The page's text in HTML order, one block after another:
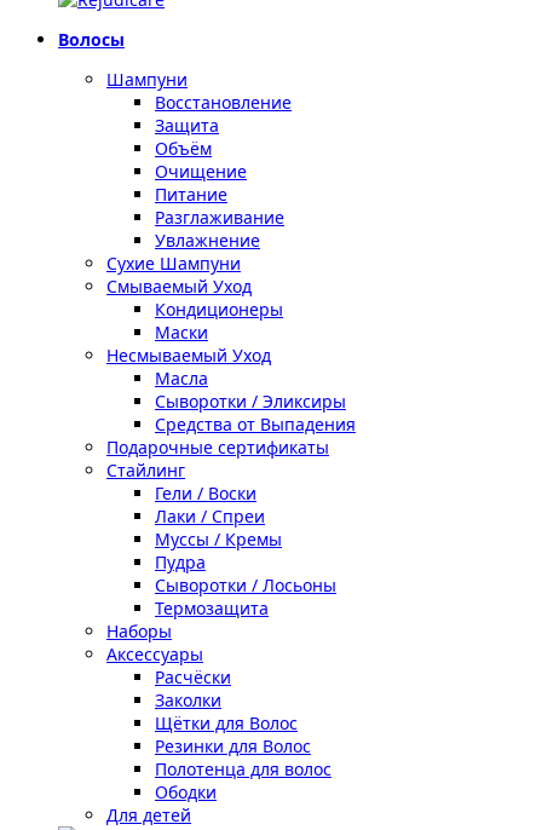
Волосы
Шампуни
Восстановление
Защита
Объём
Очищение
Питание
Разглаживание
Увлажнение
Сухие Шампуни
Смываемый Уход
Кондиционеры
Маски
Несмываемый Уход
Масла
Сыворотки / Эликсиры
Средства от Выпадения
Подарочные сертификаты
Стайлинг
Гели / Воски
Лаки / Спреи
Муссы / Кремы
Пудра
Сыворотки / Лосьоны
Термозащита
Наборы
Аксессуары
Расчёски
Заколки
Щётки для Волос
Резинки для Волос
Полотенца для волос
Ободки
Для детей